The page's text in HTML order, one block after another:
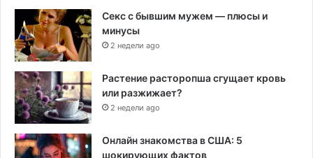
Секс с бывшим мужем — плюсы и
минусы
2 недели ago
Растение расторопша сгущает кровь
или разжижает?
2 недели ago
Онлайн знакомства в США: 5
шокирующих фактов